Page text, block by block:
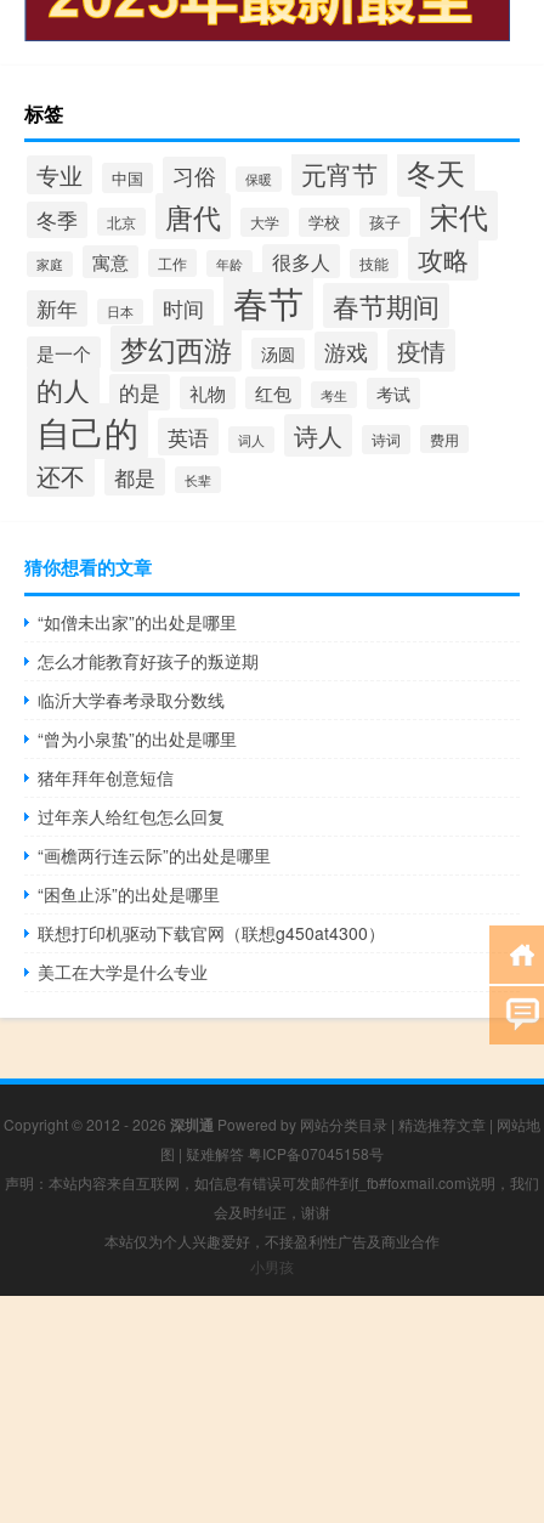
标签
专业 中国 习俗 保暖 元宵节 冬天
冬季 北京 唐代 大学 学校 孩子 宋代
家庭 寓意 工作 年龄 很多人 技能 攻略
新年 日本 时间 春节 春节期间
是一个 梦幻西游 汤圆 游戏 疫情
的人 的是 礼物 红包 考生 考试
自己的 英语 词人 诗人 诗词 费用
还不 都是 长辈
猜你想看的文章
“如僧未出家”的出处是哪里
怎么才能教育好孩子的叛逆期
临沂大学春考录取分数线
“曾为小泉蛰”的出处是哪里
猪年拜年创意短信
过年亲人给红包怎么回复
“画檐两行连云际”的出处是哪里
“困鱼止泺”的出处是哪里
联想打印机驱动下载官网（联想g450at4300）
美工在大学是什么专业
Copyright © 2012 - 2026 深圳通 Powered by 网站分类目录 | 精选推荐文章 | 网站地
图 | 疑难解答 粤ICP备07045158号
声明：本站内容来自互联网，如信息有错误可发邮件到f_fb#foxmail.com说明，我们
会及时纠正，谢谢
本站仅为个人兴趣爱好，不接盈利性广告及商业合作
小男孩